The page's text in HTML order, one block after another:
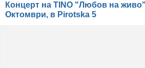
Концерт на TINO "Любов на
Октомври, в Pirotska 5